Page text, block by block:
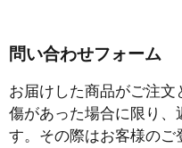
問い合わせフォーム
お届けした商品がご注
傷があった場合に限り、
す。その際はお客様のご